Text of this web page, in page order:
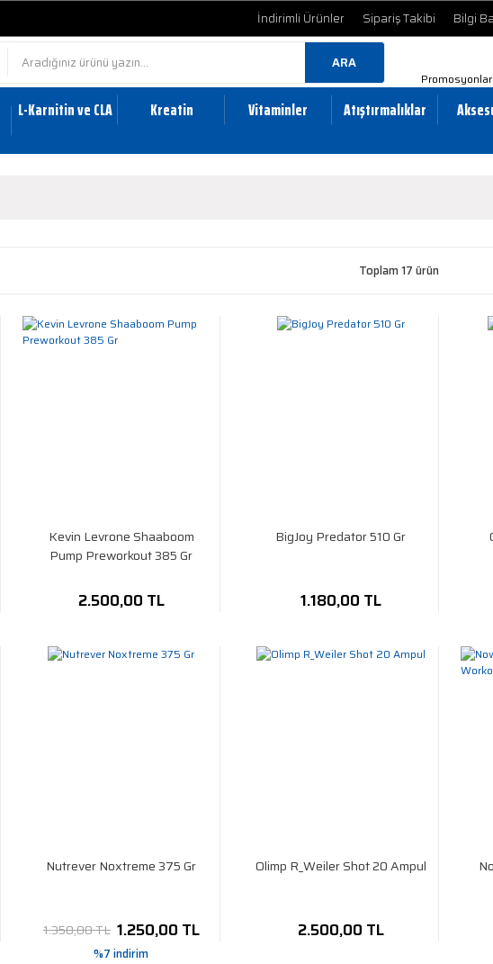
İndirimli Ürünler Sipariş Takibi Bilgi
ARA
Promosyonlar
L-Karnitin ve CLA Kreatin Vitaminler Atıştırmalıklar
Toplam 17 ürün
Kevin Levrone Shaaboom
Pump Preworkout 385 Gr
2.500,00 TL
BigJoy Predator 510 Gr
1.180,00 TL
Nutrever Noxtreme 375 Gr
1.350,00 TL 1.250,00 TL
%7 indirim
Olimp R_Weiler Shot 20 Ampul
2.500,00 TL